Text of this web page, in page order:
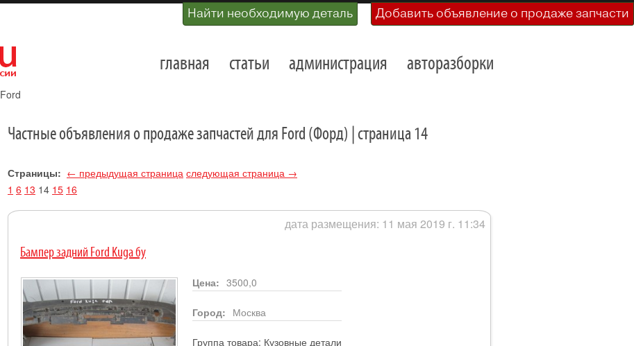
Найти необходимую деталь Добавить объявление о продаже запчасти
главная статьи администрация авторазборки
Ford
Частные объявления о продаже запчастей для Ford (Форд) | страница 14
Страницы: ← предыдущая страница следующая страница →
1 6 13 14 15 16
дата размещения: 11 мая 2019 г. 11:34
Бампер задний Ford Kuga бу
Цена: 3500,0
Город: Москва
Группа товара: Кузовные детали